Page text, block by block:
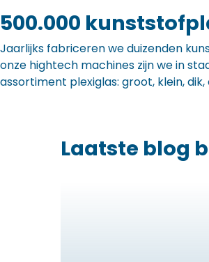
500.000
Jaarlijks fabriceren we duizenden
onze hightech machines zijn we in
assortiment plexiglas: groot, klein,
Laatste blog